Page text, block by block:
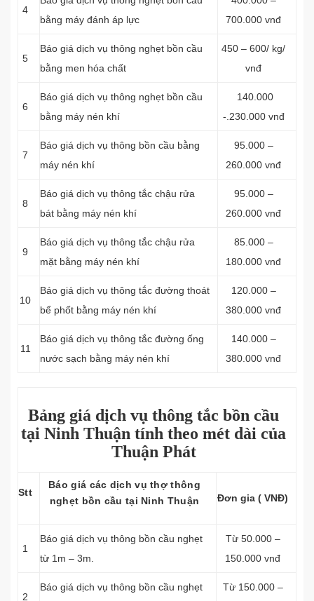
4
bằng máy đánh áp lực
700.000 vnđ
5
Báo giá dịch vụ thông nghẹt bồn cầu
bằng men hóa chất
450 – 600/ kg/
vnđ
6
Báo giá dịch vụ thông nghẹt bồn cầu
bằng máy nén khí
140.000
-.230.000 vnđ
7
Báo giá dịch vụ thông bồn cầu bằng
máy nén khí
95.000 –
260.000 vnđ
8
Báo giá dịch vụ thông tắc chậu rửa
bát bằng máy nén khí
95.000 –
260.000 vnđ
9
Báo giá dịch vụ thông tắc chậu rửa
mặt bằng máy nén khí
85.000 –
180.000 vnđ
10
Báo giá dịch vụ thông tắc đường thoát
bể phốt bằng máy nén khí
120.000 –
380.000 vnđ
11
Báo giá dịch vụ thông tắc đường ống
nước sạch bằng máy nén khí
140.000 –
380.000 vnđ
Bảng giá dịch vụ thông tắc bồn cầu
tại Ninh Thuận tính theo mét dài của
Thuận Phát
Stt
Báo giá các dịch vụ thợ thông
nghẹt bồn cầu tại Ninh Thuận
Đơn gia ( VNĐ)
1
Báo giá dịch vụ thông bồn cầu nghẹt
từ 1m – 3m.
Từ 50.000 –
150.000 vnđ
2
Báo giá dịch vụ thông bồn cầu nghẹt
Từ 150.000 –